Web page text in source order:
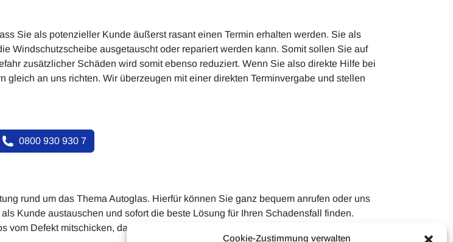
Cookie-Zustimmung verwalten
Sie als potenzieller Kunde äußerst rasant einen Termin erhalten werden. Sie als
Windschutzscheibe ausgetauscht oder repariert werden kann. Somit sollen Sie auf
zusätzlicher Schäden wird somit ebenso reduziert. Wenn Sie also direkte Hilfe bei
an uns richten. Wir überzeugen mit einer direkten Terminvergabe und stellen
0800 930 930 7
rund um das Thema Autoglas. Hierfür können Sie ganz bequem anrufen oder uns
Kunde austauschen und sofort die beste Lösung für Ihren Schadensfall finden.
Defekt mitschicken, damit uns sogleich eine Begutachtung möglich ist.